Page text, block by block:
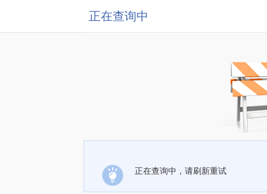
正在查询中
正在查询中，请刷新重试